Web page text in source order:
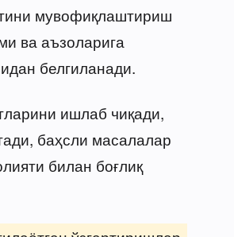
мувофиқлаштириш
ва аъзоларига
белгиланади.
ишлаб чиқади,
баҳсли масалалар
билан боғлиқ